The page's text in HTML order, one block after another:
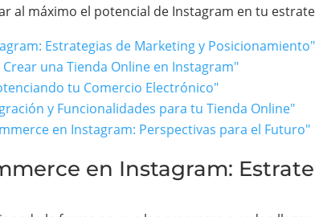
al máximo el potencial de Instagram en tu
Estrategias de Marketing y Posicionamiento"
una Tienda Online en Instagram"
tu Comercio Electrónico"
y Funcionalidades para tu Tienda Online"
en Instagram: Perspectivas para el Futuro"
en Instagram: